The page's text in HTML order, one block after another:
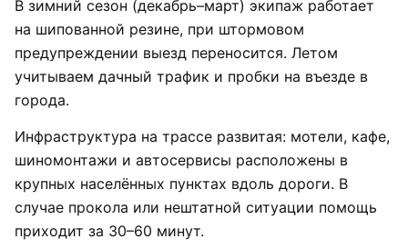
В зимний сезон (декабрь–март) экипаж работает
на шипованной резине, при штормовом
предупреждении выезд переносится. Летом
учитываем дачный трафик и пробки на въезде в
города.
Инфраструктура на трассе развитая: мотели, кафе,
шиномонтажи и автосервисы расположены в
крупных населённых пунктах вдоль дороги. В
случае прокола или нештатной ситуации помощь
приходит за 30–60 минут.